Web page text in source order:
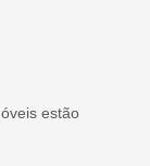
estão